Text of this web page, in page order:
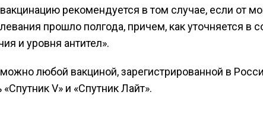
рекомендуется в том случае, если от
прошло полгода, причем, как уточняется в
и уровня антител».
любой вакциной, зарегистрированной в
V» и «Спутник Лайт».